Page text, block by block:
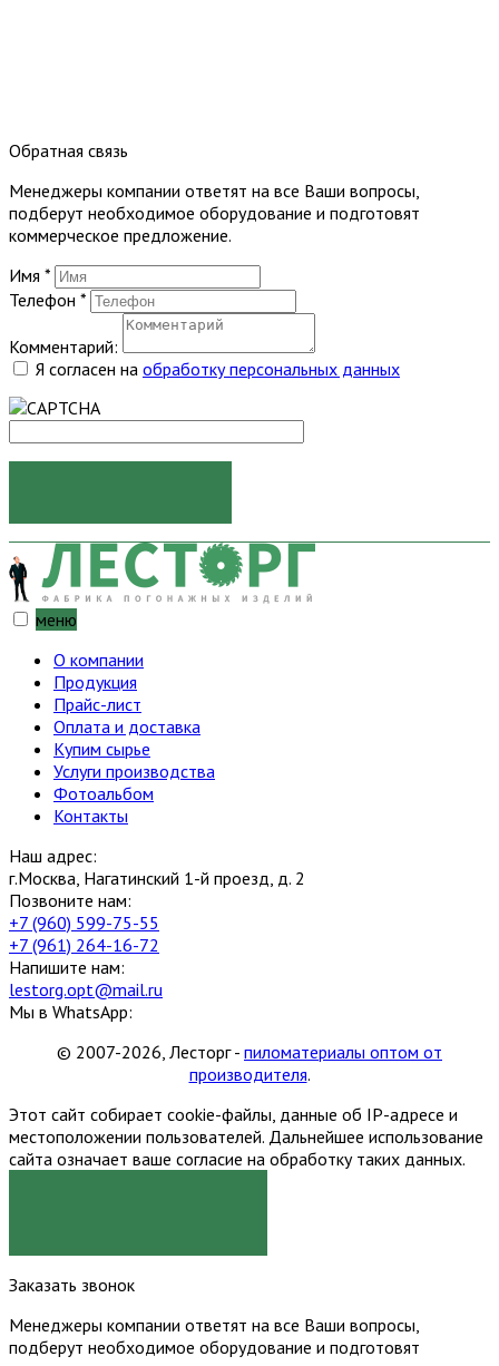
Обратная связь
Менеджеры компании ответят на все Ваши вопросы,
подберут необходимое оборудование и подготовят
коммерческое предложение.
Имя *
Телефон *
Комментарий:
Я согласен на обработку персональных данных
меню
О компании
Продукция
Прайс-лист
Оплата и доставка
Купим сырье
Услуги производства
Фотоальбом
Контакты
Наш адрес:
г.Москва, Нагатинский 1-й проезд, д. 2
Позвоните нам:
+7 (960) 599-75-55
+7 (961) 264-16-72
Напишите нам:
lestorg.opt@mail.ru
Мы в WhatsApp:
© 2007-2026, Лесторг - пиломатериалы оптом от
производителя.
Этот сайт собирает cookie-файлы, данные об IP-адресе и
местоположении пользователей. Дальнейшее использование
сайта означает ваше согласие на обработку таких данных.
Заказать звонок
Менеджеры компании ответят на все Ваши вопросы,
подберут необходимое оборудование и подготовят